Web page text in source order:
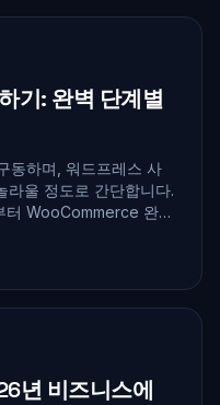
기: 완벽 단계별
동하며, 워드프레스 사
라울 정도로 간단합니다.
터 WooCommerce 완전
년 비즈니스에